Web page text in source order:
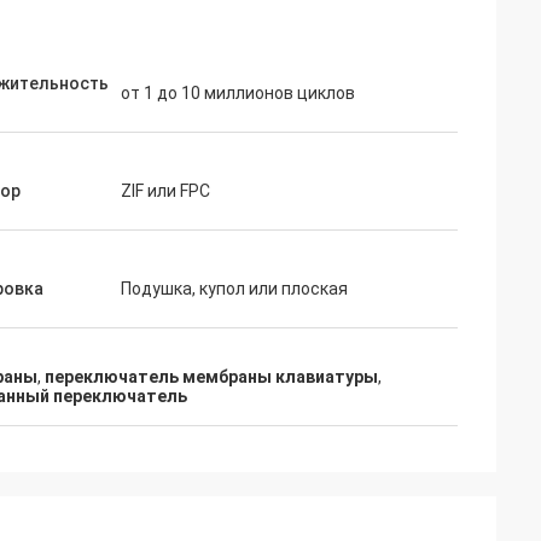
заказанных
в наши
помогли нам
Ваши мембранные переключатели
оказались невероятно надежными и
производственных нужд.Очень приятно
постоянно обеспечивает такие
от 1 до 10 миллионов циклов
ZIF или FPC
Подушка, купол или плоская
, переключатель мембраны клавиатуры,
переключатель